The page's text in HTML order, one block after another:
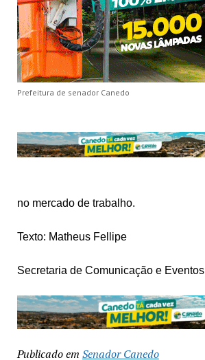
Prefeitura de senador Canedo
no mercado de trabalho.
Texto: Matheus Fellipe
Secretaria de Comunicação e Eventos
Publicado em Senador Canedo